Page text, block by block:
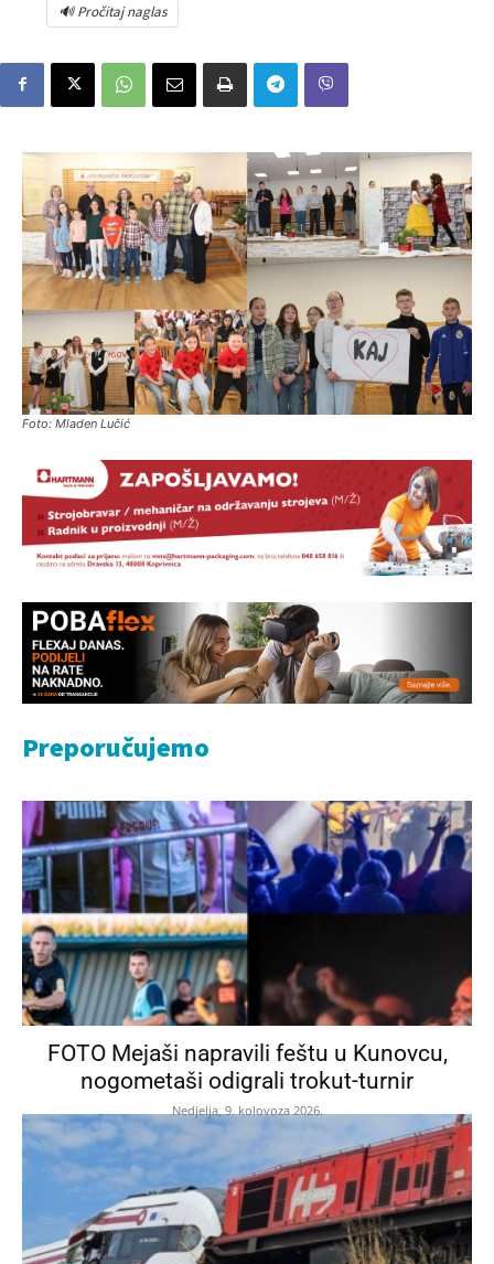
🔊 Pročitaj naglas
Foto: Mladen Lučić
Preporučujemo
FOTO Mejaši napravili feštu u Kunovcu,
nogometaši odigrali trokut-turnir
Nedjelja, 9. kolovoza 2026.